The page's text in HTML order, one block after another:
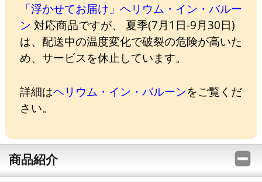
「浮かせてお届け」ヘリウム・イン・バルー
ン 対応商品ですが、 夏季(7月1日-9月30日)
は、配送中の温度変化で破裂の危険が高いた
め、サービスを休止しています。
詳細はヘリウム・イン・バルーンをご覧くだ
さい。
商品紹介